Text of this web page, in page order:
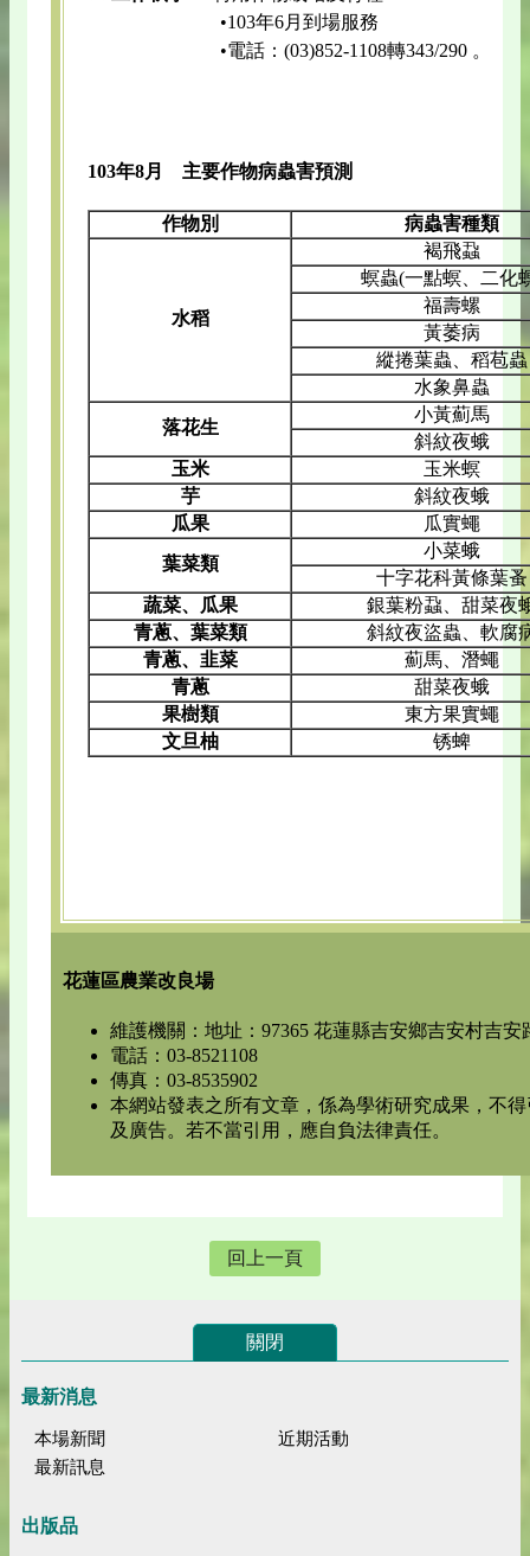
•103年6月到場服務
•電話：(03)852-1108轉343/290 。
103年8月 主要作物病蟲害預測
作物別 病蟲害種類
水稻
褐飛蝨
螟蟲(一點螟、二化
福壽螺
黃萎病
縱捲葉蟲、稻苞蟲
水象鼻蟲
落花生
小黃薊馬
斜紋夜蛾
玉米
玉米螟
芋
斜紋夜蛾
瓜果
瓜實蠅
葉菜類
小菜蛾
十字花科黃條葉蚤
蔬菜、瓜果
銀葉粉蝨、甜菜夜
青蔥、葉菜類
斜紋夜盜蟲、軟腐
青蔥、韭菜
薊馬、潛蠅
青蔥
甜菜夜蛾
果樹類
東方果實蠅
文旦柚
锈蜱
花蓮區農業改良場
維護機關：地址：97365 花蓮縣吉安鄉吉安村吉安
電話：03-8521108
傳真：03-8535902
本網站發表之所有文章，係為學術研究成果，不
及廣告。若不當引用，應自負法律責任。
回上一頁
關閉
最新消息
本場新聞
近期活動
最新訊息
出版品